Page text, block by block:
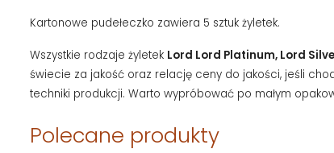
Kartonowe pudełeczko zawiera 5 sztuk żyletek.
Wszystkie rodzaje żyletek Lord Lord Platinum, Lord
świecie za jakość oraz relację ceny do jakości, jeśli
techniki produkcji. Warto wypróbować po małym
Polecane produkty